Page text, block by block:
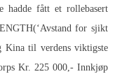
hadde fått et rollebasert
for sjikt
Kina til verdens viktigste
Kr. 225 000,- Innkjøp